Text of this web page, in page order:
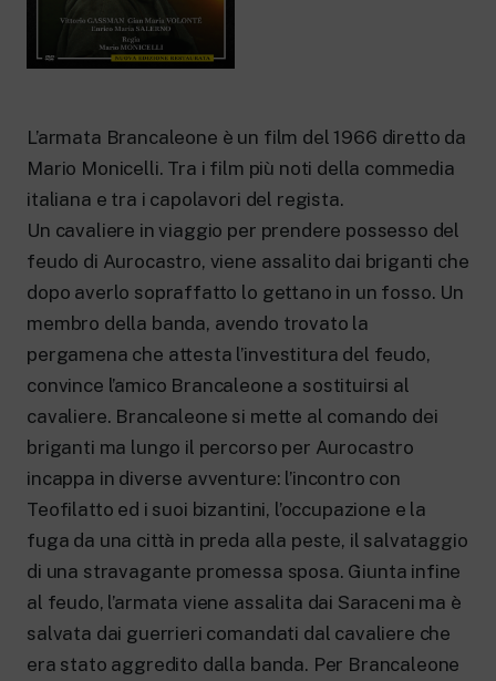
New 24 ore su 24: attualità, ultime notizie
e aggiornamenti.
Rai TgR
Approfondimenti culturali su Arte,
Letteratura, Storia e molto altro.
Rai Cultura
Per le scuole secondarie di I e II grado,
l’Università, i Docenti e l’istruzione degli
adulti.
Rai Scuola
L’armata Brancaleone è un film del 1966 diretto da
Mario Monicelli. Tra i film più noti della commedia
italiana e tra i capolavori del regista.
Un cavaliere in viaggio per prendere possesso del
feudo di Aurocastro, viene assalito dai briganti che
dopo averlo sopraffatto lo gettano in un fosso. Un
membro della banda, avendo trovato la
pergamena che attesta l’investitura del feudo,
convince l’amico Brancaleone a sostituirsi al
cavaliere. Brancaleone si mette al comando dei
briganti ma lungo il percorso per Aurocastro
incappa in diverse avventure: l’incontro con
Teofilatto ed i suoi bizantini, l’occupazione e la
fuga da una città in preda alla peste, il salvataggio
di una stravagante promessa sposa. Giunta infine
al feudo, l’armata viene assalita dai Saraceni ma è
salvata dai guerrieri comandati dal cavaliere che
era stato aggredito dalla banda. Per Brancaleone